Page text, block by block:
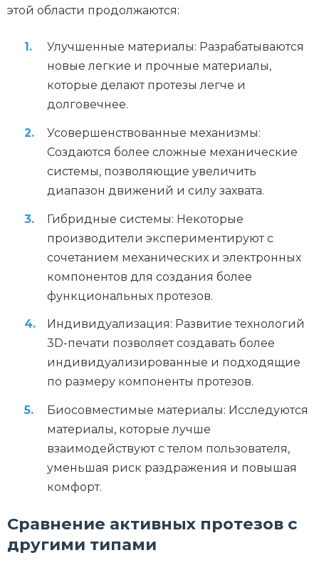
этой области продолжаются:
Улучшенные материалы: Разрабатываются
новые легкие и прочные материалы,
которые делают протезы легче и
долговечнее.
Усовершенствованные механизмы:
Создаются более сложные механические
системы, позволяющие увеличить
диапазон движений и силу захвата.
Гибридные системы: Некоторые
производители экспериментируют с
сочетанием механических и электронных
компонентов для создания более
функциональных протезов.
Индивидуализация: Развитие технологий
3D-печати позволяет создавать более
индивидуализированные и подходящие
по размеру компоненты протезов.
Биосовместимые материалы: Исследуются
материалы, которые лучше
взаимодействуют с телом пользователя,
уменьшая риск раздражения и повышая
комфорт.
Сравнение активных протезов с
другими типами